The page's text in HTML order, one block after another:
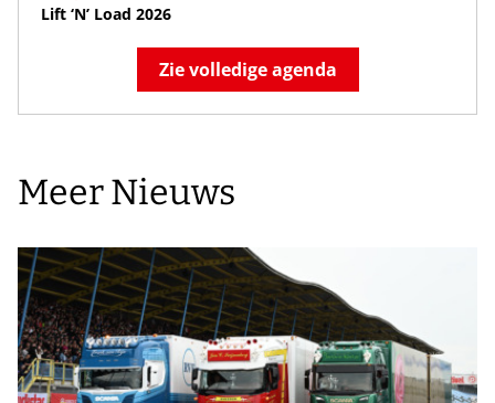
Lift ‘N’ Load 2026
Zie volledige agenda
Meer Nieuws